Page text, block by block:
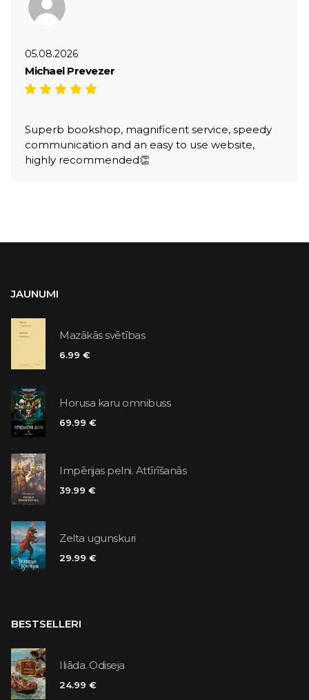
05.08.2026
Michael Prevezer
Superb bookshop, magnificent service, speedy
communication and an easy to use website,
highly recommended👏
JAUNUMI
Mazākās svētības
6.99 €
Horusa karu omnibuss
69.99 €
Impērijas pelni. Attīrīšanās
39.99 €
Zelta ugunskuri
29.99 €
BESTSELLERI
Iliāda. Odiseja
24.99 €